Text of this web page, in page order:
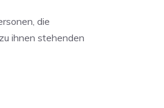
die
ihnen stehenden